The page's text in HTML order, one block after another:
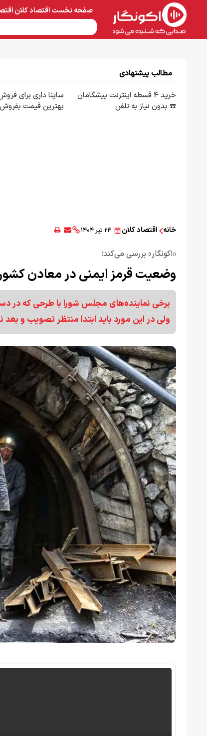
صفحه نخستاقتصاد کلان
مطالب پیشنهادی
خرید 4 قسطه اینترنت پیشگامان
☎️ بدون نیاز به تلفن
ساینا داری برای
بهترین قیمت
خانه اقتصاد کلان ۲۴ تیر ۱۴۰۴
«اکونگار» بررسی می‌کند؛
وضعیت قرمز ایمنی در معادن
برخی نماینده‌های مجلس شورا با طرحی که در
ولی در این مورد باید ابتدا منتظر تصویب و بعد